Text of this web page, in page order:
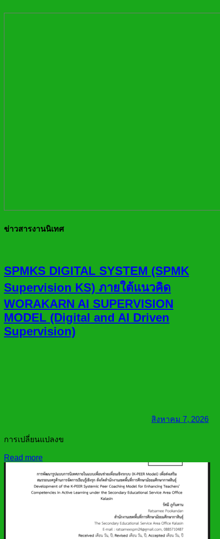
ข่าวสารงานนิเทศ
SPMKS DIGITAL SYSTEM (SPMK
Supervision KS) ภายใต้แนวคิด
WORAKARN AI SUPERVISION
MODEL (Digital and AI Driven
Supervision)
สิงหาคม 7, 2026
การเปลี่ยนแปลงข
Read more